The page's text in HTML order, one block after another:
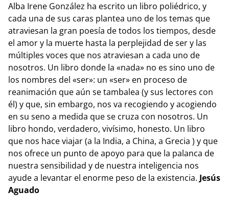
Alba Irene González ha escrito un libro poliédrico, y
cada una de sus caras plantea uno de los temas que
atraviesan la gran poesía de todos los tiempos, desde
el amor y la muerte hasta la perplejidad de ser y las
múltiples voces que nos atraviesan a cada uno de
nosotros. Un libro donde la «nada» no es sino uno de
los nombres del «ser»: un «ser» en proceso de
reanimación que aún se tambalea (y sus lectores con
él) y que, sin embargo, nos va recogiendo y acogiendo
en su seno a medida que se cruza con nosotros. Un
libro hondo, verdadero, vivísimo, honesto. Un libro
que nos hace viajar (a la India, a China, a Grecia ) y que
nos ofrece un punto de apoyo para que la palanca de
nuestra sensibilidad y de nuestra inteligencia nos
ayude a levantar el enorme peso de la existencia. Jesús
Aguado